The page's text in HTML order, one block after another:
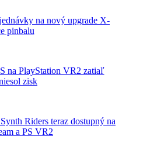
na nový upgrade X-
pinbalu
na PlayStation VR2 zatiaľ
zisk
Riders teraz dostupný na
a PS VR2